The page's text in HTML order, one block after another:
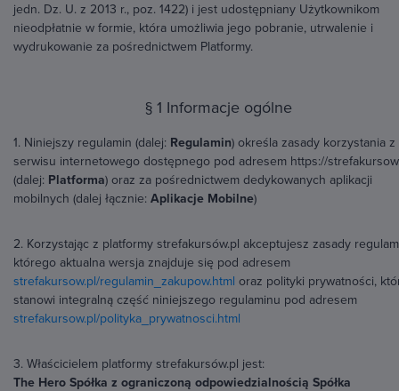
jedn. Dz. U. z 2013 r., poz. 1422) i jest udostępniany Użytkownikom
nieodpłatnie w formie, która umożliwia jego pobranie, utrwalenie i
wydrukowanie za pośrednictwem Platformy.
§ 1 Informacje ogólne
1. Niniejszy regulamin (dalej: Regulamin) określa zasady korzystania z
serwisu internetowego dostępnego pod adresem https://
(dalej: Platforma) oraz za pośrednictwem dedykowanych aplikacji
mobilnych (dalej łącznie: Aplikacje Mobilne)
2. Korzystając z platformy strefakursów.pl akceptujesz zasady
którego aktualna wersja znajduje się pod adresem
strefakursow.pl/regulamin_zakupow.html oraz polityki prywatności,
stanowi integralną część niniejszego regulaminu pod adresem
strefakursow.pl/polityka_prywatnosci.html
3. Właścicielem platformy strefakursów.pl jest:
The Hero Spółka z ograniczoną odpowiedzialnością Spółka